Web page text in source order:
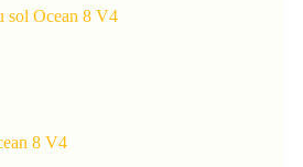
sol Ocean 8 V4
8 V4